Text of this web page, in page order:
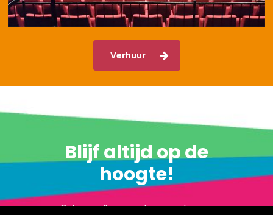
Verhuur
Blijf altijd op de
hoogte!
Ontvang elke maand nieuws, tips en